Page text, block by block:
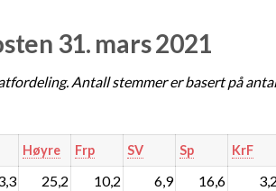
31. mars 2021
Antall stemmer er basert på
Høyre Frp SV Sp KrF
25,2 10,2 6,9 16,6 3,2